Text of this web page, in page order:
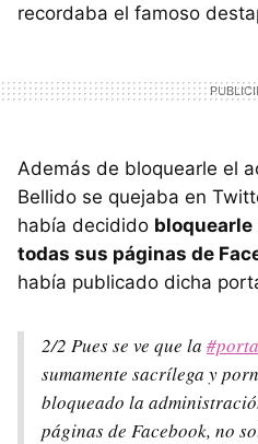
recordaba el famoso
Además de bloquearle el
Bellido se quejaba en
había decidido
todas sus páginas de
había publicado dicha
2/2 Pues se ve que la
sumamente sacrílega y
bloqueado la
páginas de Facebook, no